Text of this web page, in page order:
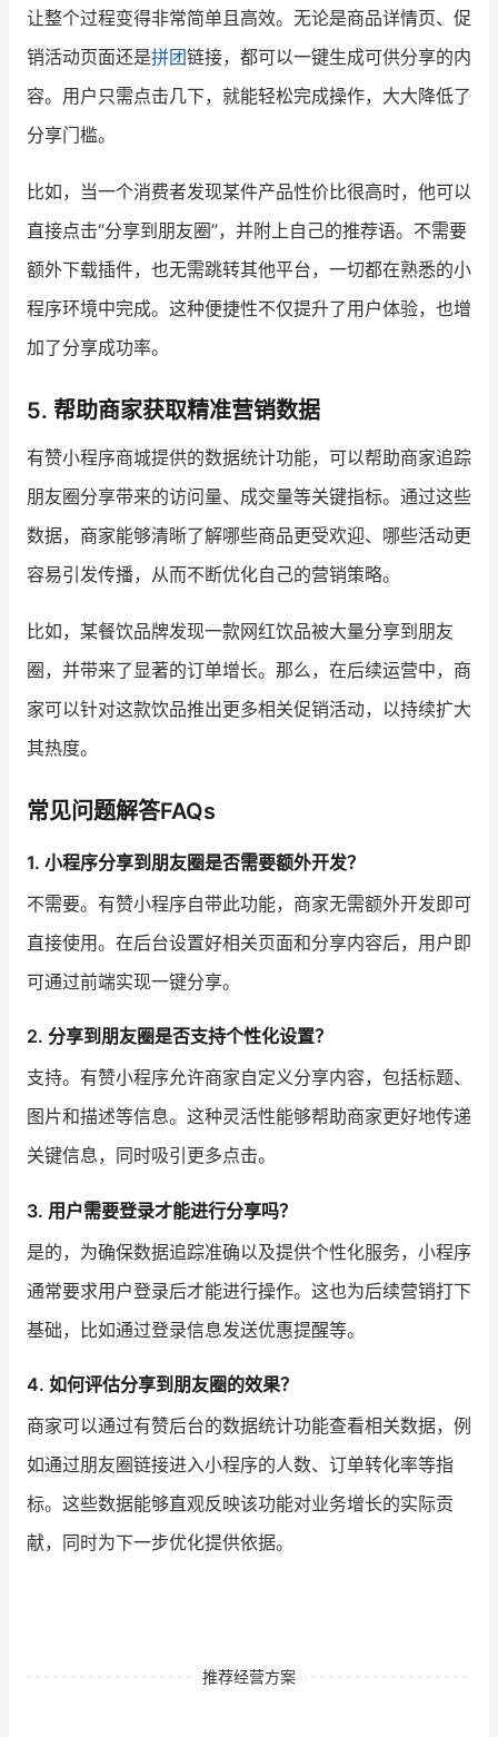
让整个过程变得非常简单且高效。无论是商品详情页、促
销活动页面还是拼团链接，都可以一键生成可供分享的内
容。用户只需点击几下，就能轻松完成操作，大大降低了
分享门槛。
比如，当一个消费者发现某件产品性价比很高时，他可以
直接点击“分享到朋友圈”，并附上自己的推荐语。不需要
额外下载插件，也无需跳转其他平台，一切都在熟悉的小
程序环境中完成。这种便捷性不仅提升了用户体验，也增
加了分享成功率。
5. 帮助商家获取精准营销数据
有赞小程序商城提供的数据统计功能，可以帮助商家追踪
朋友圈分享带来的访问量、成交量等关键指标。通过这些
数据，商家能够清晰了解哪些商品更受欢迎、哪些活动更
容易引发传播，从而不断优化自己的营销策略。
比如，某餐饮品牌发现一款网红饮品被大量分享到朋友
圈，并带来了显著的订单增长。那么，在后续运营中，商
家可以针对这款饮品推出更多相关促销活动，以持续扩大
其热度。
常见问题解答FAQs
1. 小程序分享到朋友圈是否需要额外开发？
不需要。有赞小程序自带此功能，商家无需额外开发即可
直接使用。在后台设置好相关页面和分享内容后，用户即
可通过前端实现一键分享。
2. 分享到朋友圈是否支持个性化设置？
支持。有赞小程序允许商家自定义分享内容，包括标题、
图片和描述等信息。这种灵活性能够帮助商家更好地传递
关键信息，同时吸引更多点击。
3. 用户需要登录才能进行分享吗？
是的，为确保数据追踪准确以及提供个性化服务，小程序
通常要求用户登录后才能进行操作。这也为后续营销打下
基础，比如通过登录信息发送优惠提醒等。
4. 如何评估分享到朋友圈的效果？
商家可以通过有赞后台的数据统计功能查看相关数据，例
如通过朋友圈链接进入小程序的人数、订单转化率等指
标。这些数据能够直观反映该功能对业务增长的实际贡
献，同时为下一步优化提供依据。
推荐经营方案